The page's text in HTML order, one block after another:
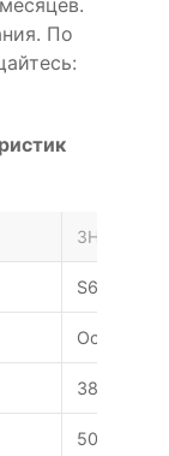
По
ЗНАЧЕНИЕ
S6D630-
Осевой
380 В
50 Гц